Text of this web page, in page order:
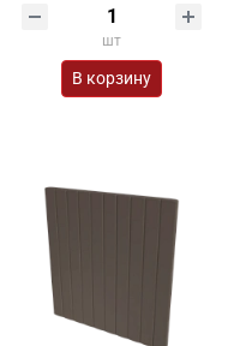
шт
В корзину